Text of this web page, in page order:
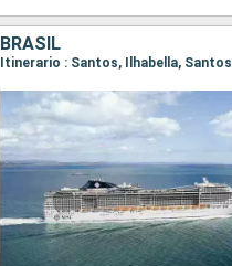
BRASIL
Itinerario : Santos, Ilhabella, Santos